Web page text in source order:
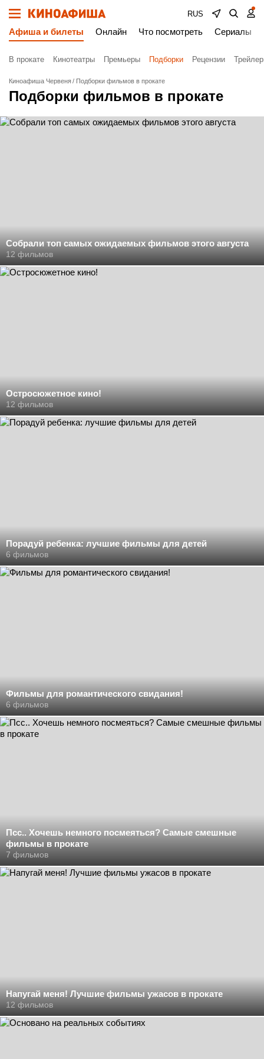
RUS
Афиша и билеты Онлайн Что посмотреть Сериалы
В прокате Кинотеатры Премьеры Подборки Рецензии
Киноафиша Червеня Подборки фильмов в прокате
Подборки фильмов в прокате
Собрали топ самых ожидаемых фильмов этого августа
12 фильмов
Остросюжетное кино!
12 фильмов
Порадуй ребенка: лучшие фильмы для детей
6 фильмов
Фильмы для романтического свидания!
6 фильмов
Псс.. Хочешь немного посмеяться? Самые смешные
фильмы в прокате
7 фильмов
Напугай меня! Лучшие фильмы ужасов в прокате
12 фильмов